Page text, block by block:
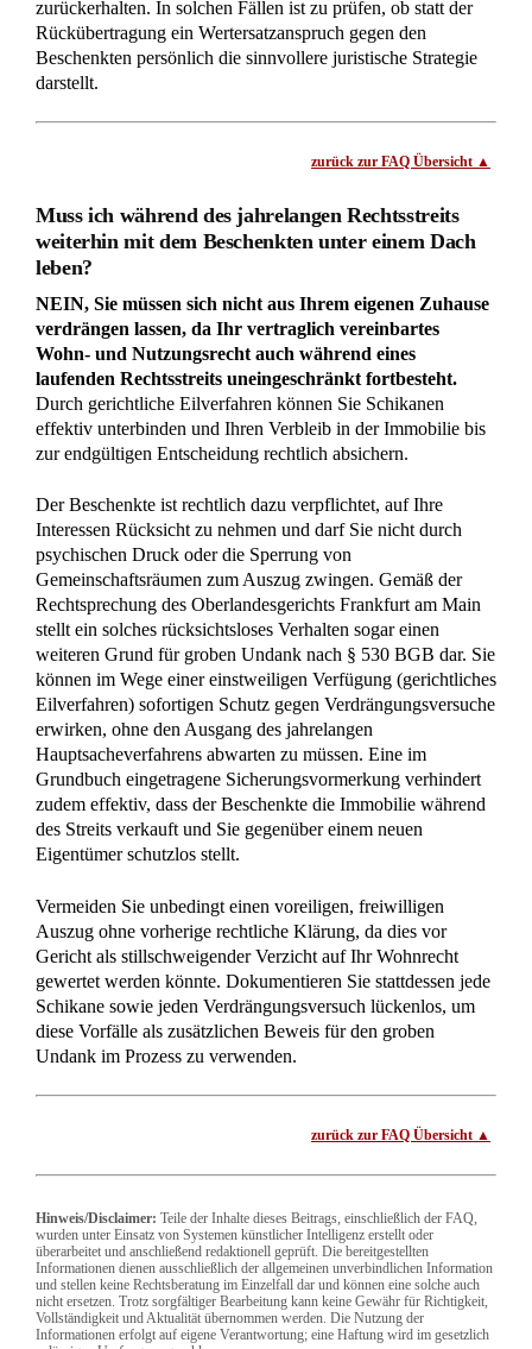
weiteren Grund für groben Undank nach § 530 BGB dar. Sie
können im Wege einer einstweiligen Verfügung (gerichtliches
Eilverfahren) sofortigen Schutz gegen Verdrängungsversuche
erwirken, ohne den Ausgang des jahrelangen
zudem effektiv, dass der Beschenkte die Immobilie während
Eigentümer schutzlos stellt.
Vermeiden Sie unbedingt einen voreiligen, freiwilligen
Gericht als stillschweigender Verzicht auf Ihr Wohnrecht
gewertet werden könnte. Dokumentieren Sie stattdessen jede
Schikane sowie jeden Verdrängungsversuch lückenlos, um
diese Vorfälle als zusätzlichen Beweis für den groben
Undank im Prozess zu verwenden.
Hinweis/Disclaimer:Teile der Inhalte dieses Beitrags, einschließlich der FAQ,
wurden unter Einsatz von Systemen künstlicher Intelligenz erstellt oder
überarbeitet und anschließend redaktionell geprüft. Die bereitgestellten
Informationen dienen ausschließlich der allgemeinen unverbindlichen Information
und stellen keine Rechtsberatung im Einzelfall dar und können eine solche auch
nicht ersetzen. Trotz sorgfältiger Bearbeitung kann keine Gewähr für Richtigkeit,
Vollständigkeit und Aktualität übernommen werden. Die Nutzung der
Informationen erfolgt auf eigene Verantwortung; eine Haftung wird im gesetzlich
zulässigen Umfang ausgeschlossen.
Wenn Sie einen ähnlichen Fall haben und konkrete Fragen oder Anliegen klären
möchten,kontaktieren Sie uns bitte für eine individuelle Prüfung Ihrer Situation
und der aktuellen Rechtslage.
OLG Frankfurt – Az.: 25 U 183/24 – Urteil vom
06.06.2025
Artikels zu verbessern. Klicken Sie auf den folgenden Link, um den vollständigen
Urteilstext…